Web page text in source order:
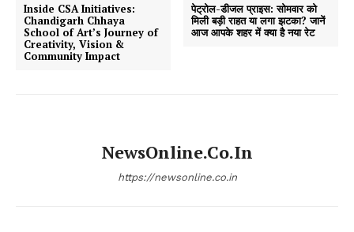
Inside CSA Initiatives:
Chandigarh Chhaya
School of Art’s Journey of
Creativity, Vision &
Community Impact
पेट्रोल-डीजल प्राइस: सोमवार को
मिली बड़ी राहत या लगा झटका? जानें
आज आपके शहर में क्या है नया रेट
NewsOnline.co.in
https://newsonline.co.in